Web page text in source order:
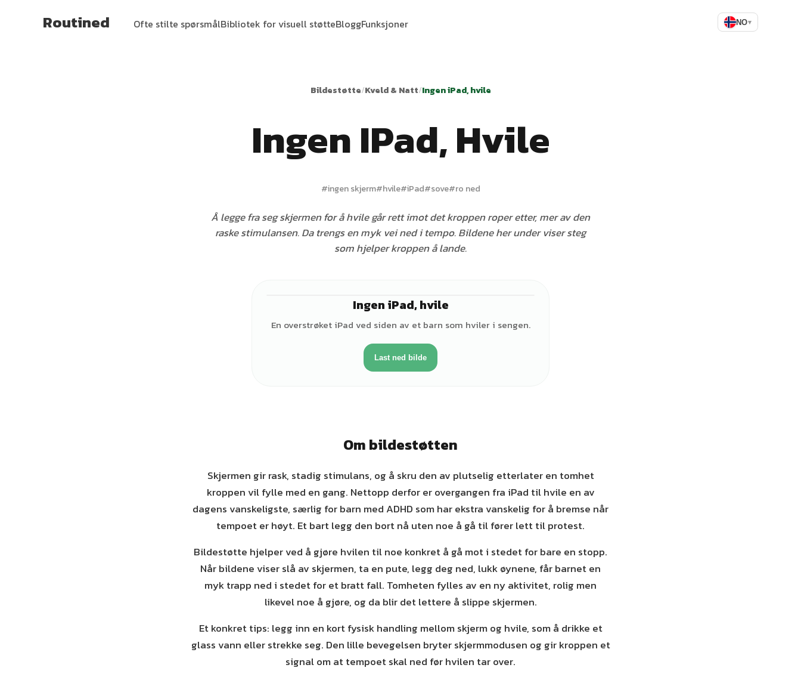
Routined Ofte stilte spørsmålBibliotek for visuell støtteBloggFunksjoner NO▾
Bildestøtte/Kveld & Natt/Ingen iPad, hvile
Ingen IPad, Hvile
#ingen skjerm#hvile#iPad#sove#ro ned
Å legge fra seg skjermen for å hvile går rett imot det kroppen roper etter, mer av den
raske stimulansen. Da trengs en myk vei ned i tempo. Bildene her under viser steg
som hjelper kroppen å lande.
Ingen iPad, hvile
En overstrøket iPad ved siden av et barn som hviler i sengen.
Last ned bilde
Om bildestøtten
Skjermen gir rask, stadig stimulans, og å skru den av plutselig etterlater en tomhet
kroppen vil fylle med en gang. Nettopp derfor er overgangen fra iPad til hvile en av
dagens vanskeligste, særlig for barn med ADHD som har ekstra vanskelig for å bremse når
tempoet er høyt. Et bart legg den bort nå uten noe å gå til fører lett til protest.
Bildestøtte hjelper ved å gjøre hvilen til noe konkret å gå mot i stedet for bare en stopp.
Når bildene viser slå av skjermen, ta en pute, legg deg ned, lukk øynene, får barnet en
myk trapp ned i stedet for et bratt fall. Tomheten fylles av en ny aktivitet, rolig men
likevel noe å gjøre, og da blir det lettere å slippe skjermen.
Et konkret tips: legg inn en kort fysisk handling mellom skjerm og hvile, som å drikke et
glass vann eller strekke seg. Den lille bevegelsen bryter skjermmodusen og gir kroppen et
signal om at tempoet skal ned før hvilen tar over.